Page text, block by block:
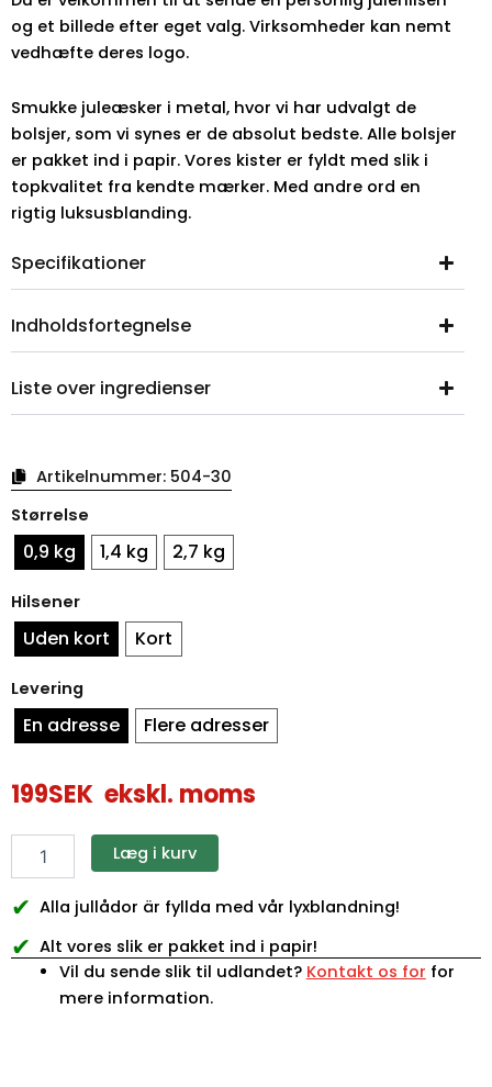
og et billede efter eget valg. Virksomheder kan nemt
vedhæfte deres logo.
Smukke juleæsker i metal, hvor vi har udvalgt de
bolsjer, som vi synes er de absolut bedste. Alle bolsjer
er pakket ind i papir. Vores kister er fyldt med slik i
topkvalitet fra kendte mærker. Med andre ord en
rigtig luksusblanding.
Specifikationer
Indholdsfortegnelse
Liste over ingredienser
Artikelnummer: 504-30
Størrelse
0,9 kg 1,4 kg 2,7 kg
Hilsener
Uden kort Kort
Levering
En adresse Flere adresser
199SEK ekskl. moms
grøn
dåse
med
antal
Læg i kurv
✔ Alla jullådor är fyllda med vår lyxblandning!
✔ Alt vores slik er pakket ind i papir!
Vil du sende slik til udlandet? Kontakt os for for
mere information.